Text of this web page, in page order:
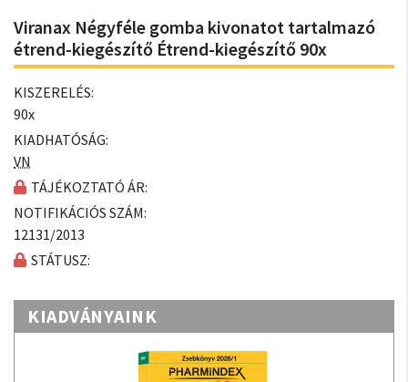
Viranax Négyféle gomba kivonatot tartalmazó
étrend-kiegészítő Étrend-kiegészítő 90x
KISZERELÉS:
90x
KIADHATÓSÁG:
VN
TÁJÉKOZTATÓ ÁR:
NOTIFIKÁCIÓS SZÁM:
12131/2013
STÁTUSZ:
KIADVÁNYAINK